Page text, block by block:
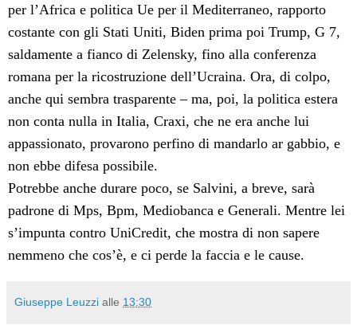
per l’Africa e politica Ue per il Mediterraneo, rapporto
costante con gli Stati Uniti, Biden prima poi Trump, G 7,
saldamente a fianco di Zelensky, fino alla conferenza
romana per la ricostruzione dell’Ucraina. Ora, di colpo,
anche qui sembra trasparente – ma, poi, la politica estera
non conta nulla in Italia, Craxi, che ne era anche lui
appassionato, provarono perfino di mandarlo ar gabbio, e
non ebbe difesa possibile.
Potrebbe anche durare poco, se Salvini, a breve, sarà
padrone di Mps, Bpm, Mediobanca e Generali. Mentre lei
s’impunta contro UniCredit, che mostra di non sapere
nemmeno che cos’è, e ci perde la faccia e le cause.
Giuseppe Leuzzi alle 13:30